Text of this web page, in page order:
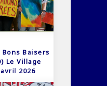
Baisers
Le Village
2026